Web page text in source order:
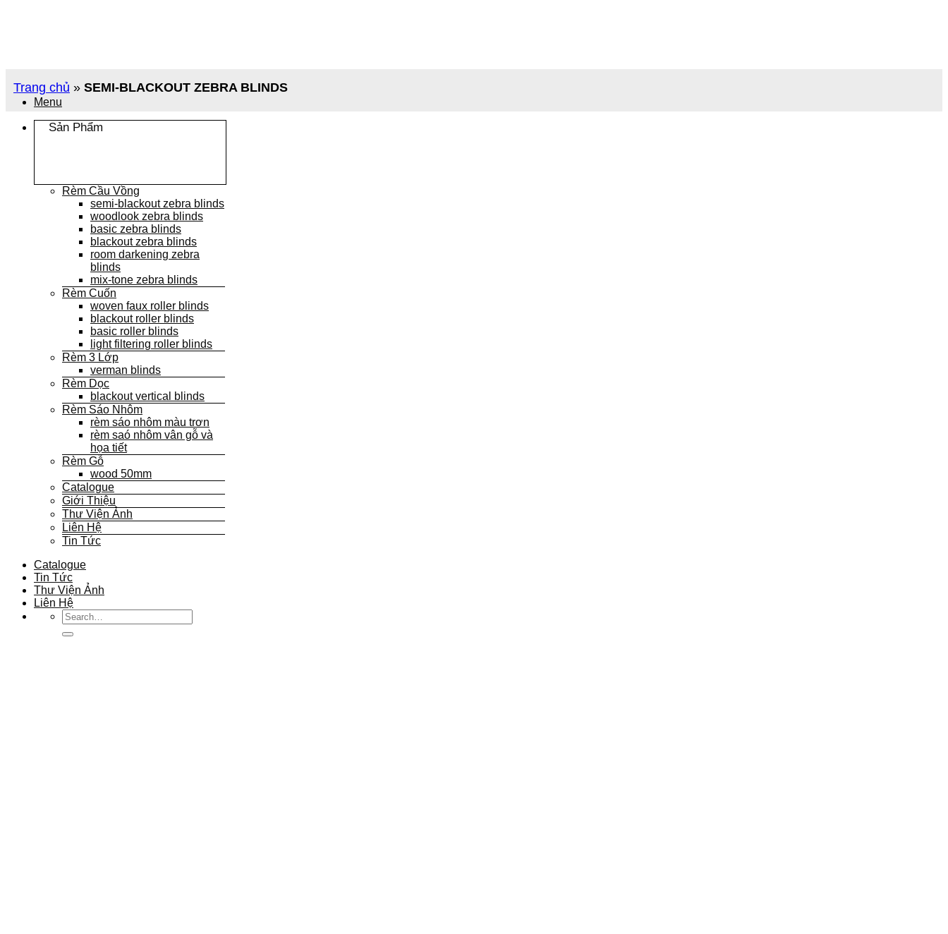
Menu
Sản Phẩm
Rèm Cầu Vồng
semi-blackout zebra blinds
woodlook zebra blinds
basic zebra blinds
blackout zebra blinds
room darkening zebra
blinds
mix-tone zebra blinds
Rèm Cuốn
woven faux roller blinds
blackout roller blinds
basic roller blinds
light filtering roller blinds
Rèm 3 Lớp
verman blinds
Rèm Dọc
blackout vertical blinds
Rèm Sáo Nhôm
rèm sáo nhôm màu trơn
rèm saó nhôm vân gỗ và
họa tiết
Rèm Gỗ
wood 50mm
Catalogue
Giới Thiệu
Thư Viện Ảnh
Liên Hệ
Tin Tức
Catalogue
Tin Tức
Thư Viện Ảnh
Liên Hệ
Trang chủ » SEMI-BLACKOUT ZEBRA BLINDS